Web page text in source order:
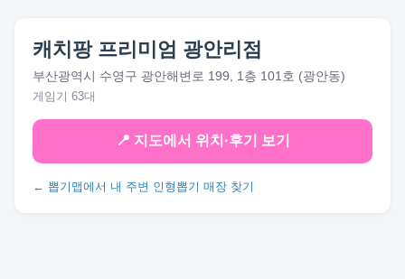
캐치팡 프리미엄 광안리점
부산광역시 수영구 광안해변로 199, 1층 101호 (광안동)
게임기 63대
📍 지도에서 위치·후기 보기
← 뽑기맵에서 내 주변 인형뽑기 매장 찾기